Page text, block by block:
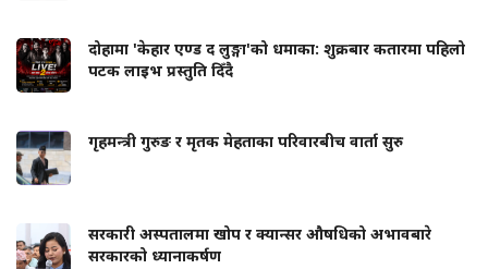
दोहामा 'केहार एण्ड द लुङ्गा'को धमाका: शुक्रबार कतारमा पहिलो
पटक लाइभ प्रस्तुति दिँदै
गृहमन्त्री गुरुङ र मृतक मेहताका परिवारबीच वार्ता सुरु
सरकारी अस्पतालमा खोप र क्यान्सर औषधिको अभावबारे
सरकारको ध्यानाकर्षण